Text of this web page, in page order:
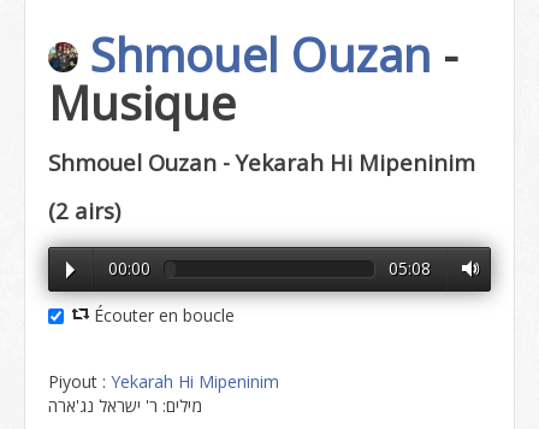
Shmouel Ouzan -
Musique
Shmouel Ouzan - Yekarah Hi Mipeninim
(2 airs)
00:00 05:08
Écouter en boucle
Piyout : Yekarah Hi Mipeninim
מילים: ר' ישראל נג'ארה